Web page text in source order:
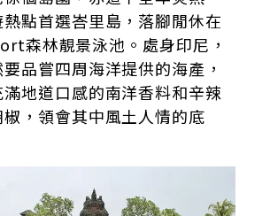
點首選峇里島，落腳閒休在
森林靚景泳池。處身印尼，
品嘗四周海洋提供的海產，
滿地道口感的南洋香料和辛辣
椒，領會其中風土人情的底